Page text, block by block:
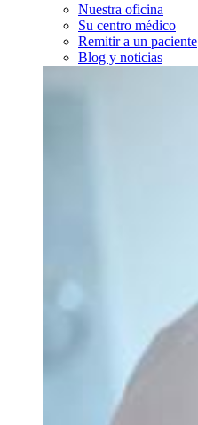
Nuestra oficina
Su centro médico
Remitir a un paciente
Blog y noticias